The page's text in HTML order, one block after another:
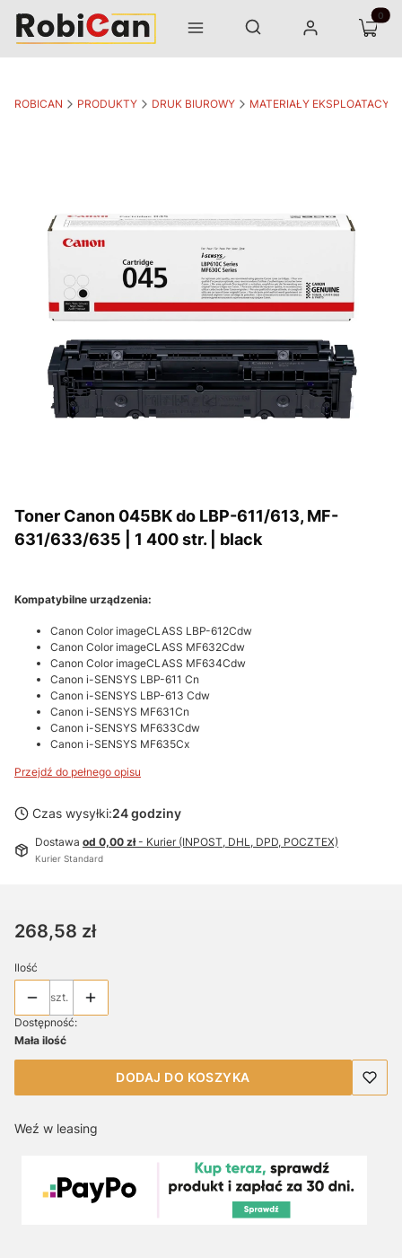
Menu Otwórz wyszukiwarkę
Szukaj Zaloguj się Koszyk
ROBICAN PRODUKTY DRUK BIUROWY MATERIAŁY
Toner Canon 045BK do LBP-611/613, MF-
631/633/635 | 1 400 str. | black
Kompatybilne urządzenia:
Canon Color imageCLASS LBP-612Cdw
Canon Color imageCLASS MF632Cdw
Canon Color imageCLASS MF634Cdw
Canon i-SENSYS LBP-611 Cn
Canon i-SENSYS LBP-613 Cdw
Canon i-SENSYS MF631Cn
Canon i-SENSYS MF633Cdw
Canon i-SENSYS MF635Cx
Przejdź do pełnego opisu
Czas wysyłki:24 godziny
Dostawa od 0,00 zł- Kurier (INPOST, DHL, DPD, POCZTEX)
Kurier Standard
Cena
268,58 zł
Ilość
szt.
Dostępność:
Mała ilość
DODAJ DO KOSZYKA
Weź w leasing